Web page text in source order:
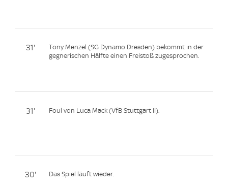
31'
Tony Menzel (SG Dynamo Dresden) bekommt in der
gegnerischen Hälfte einen Freistoß zugesprochen.
31' Foul von Luca Mack (VfB Stuttgart II).
30' Das Spiel läuft wieder.